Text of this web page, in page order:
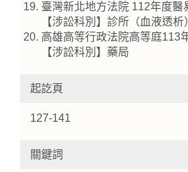
臺灣新北地方法院 112年度醫
【涉訟科別】診所（血液透析
高雄高等行政法院高等庭113
【涉訟科別】藥局
起訖頁
127-141
關鍵詞